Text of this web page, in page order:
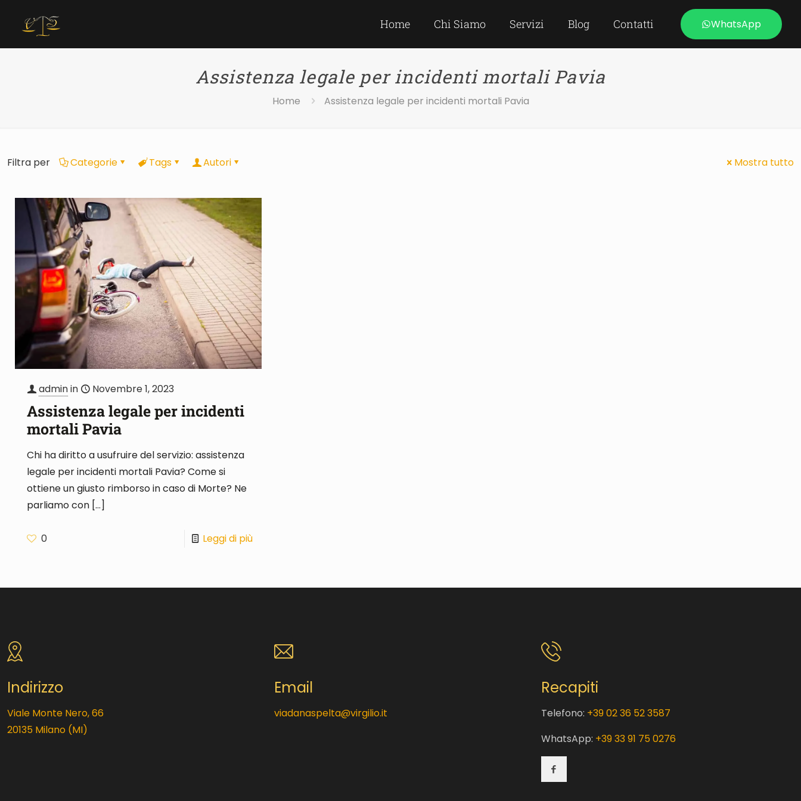
Home Chi Siamo Servizi Blog Contatti WhatsApp
Assistenza legale per incidenti mortali Pavia
Home Assistenza legale per incidenti mortali Pavia
Filtra per Categorie Tags Autori Mostra tutto
adminin Novembre 1, 2023
Assistenza legale per incidenti
mortali Pavia
Chi ha diritto a usufruire del servizio: assistenza
legale per incidenti mortali Pavia? Come si
ottiene un giusto rimborso in caso di Morte? Ne
parliamo con […]
0 Leggi di più
Indirizzo
Viale Monte Nero, 66
20135 Milano (MI)
Email
viadanaspelta@virgilio.it
Recapiti
Telefono: +39 02 36 52 3587
WhatsApp: +39 33 91 75 0276